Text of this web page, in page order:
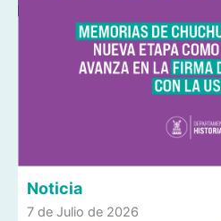
Noticia
7 de Julio de 2026